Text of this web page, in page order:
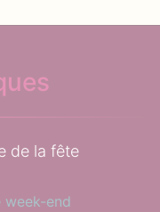
de la fête
week-end